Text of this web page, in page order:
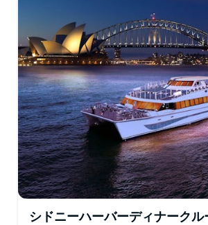
ナパークなどの有名なランドマークを
ら、船内のハーバースピリットの豪
ラックスしてください。
フレンドリーなスタッフに電話して
ーバークルーズのニーズについて話
シドニーハーバーディナークル